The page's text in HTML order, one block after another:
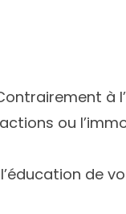
à
ou
de